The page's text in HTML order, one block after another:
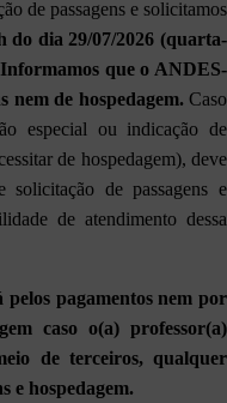
de passagens e solicitamos
do dia 29/07/2026 (quarta-
Informamos que o ANDES-
nem de hospedagem. Caso
especial ou indicação de
de hospedagem), deve
de passagens e
de atendimento dessa
pagamentos nem por
caso o(a) professor(a)
de terceiros, qualquer
e hospedagem.